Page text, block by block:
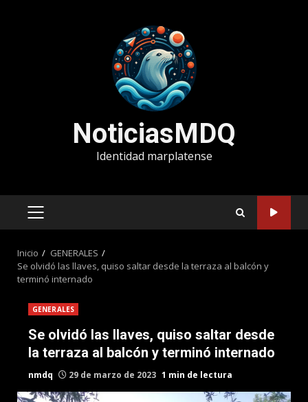
NoticiasMDQ
Identidad marplatense
MENÚ
Inicio
GENERALES
Se olvidó las llaves, quiso saltar desde la terraza al balcón y
terminó internado
GENERALES
Se olvidó las llaves, quiso saltar desde
la terraza al balcón y terminó internado
nmdq 29 de marzo de 2023 1 min de lectura